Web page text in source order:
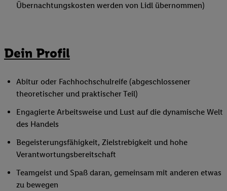
Übernachtungskosten werden von Lidl übernommen)
Dein Profil
Abitur oder Fachhochschulreife (abgeschlossener
theoretischer und praktischer Teil)
Engagierte Arbeitsweise und Lust auf die dynamische Welt
des Handels
Begeisterungsfähigkeit, Zielstrebigkeit und hohe
Verantwortungsbereitschaft
Teamgeist und Spaß daran, gemeinsam mit anderen etwas
zu bewegen